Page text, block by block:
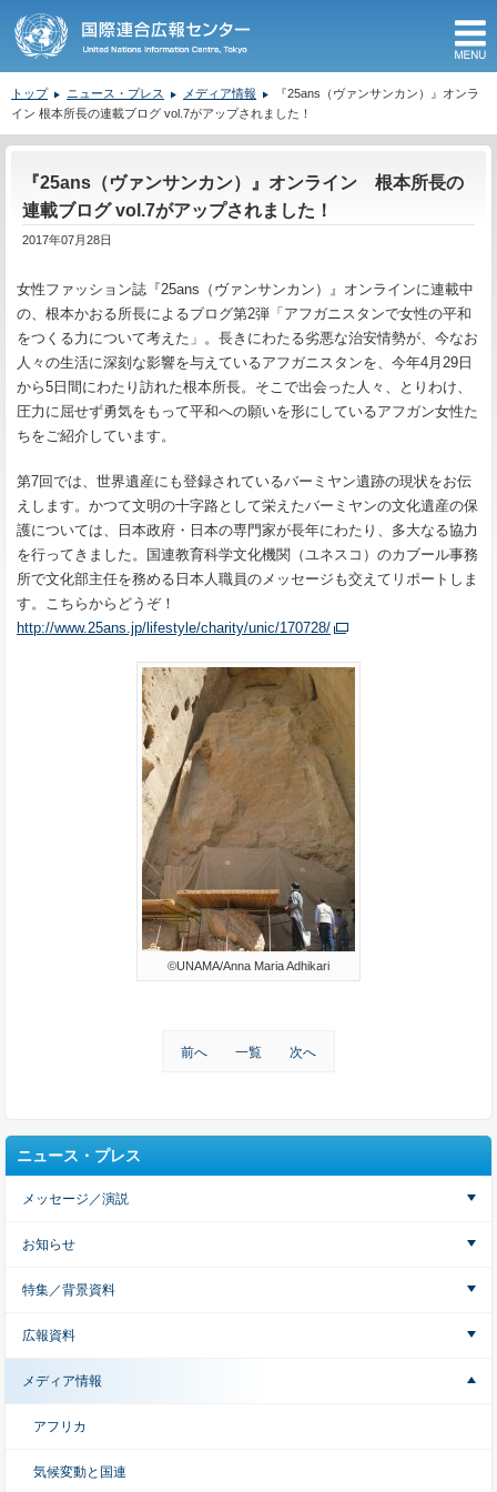
トップ ニュース・プレス メディア情報
『25ans（ヴァンサンカン）』オンラ
イン 根本所長の連載ブログ vol.7がアップされました！
『25ans（ヴァンサンカン）』オンライン 根本所長の
連載ブログ vol.7がアップされました！
2017年07月28日
女性ファッション誌『25ans（ヴァンサンカン）』オンラインに連載中
の、根本かおる所長によるブログ第2弾「アフガニスタンで女性の平和
をつくる力について考えた」。長きにわたる劣悪な治安情勢が、今なお
人々の生活に深刻な影響を与えているアフガニスタンを、今年4月29日
から5日間にわたり訪れた根本所長。そこで出会った人々、とりわけ、
圧力に屈せず勇気をもって平和への願いを形にしているアフガン女性た
ちをご紹介しています。
第7回では、世界遺産にも登録されているバーミヤン遺跡の現状をお伝
えします。かつて文明の十字路として栄えたバーミヤンの文化遺産の保
護については、日本政府・日本の専門家が長年にわたり、多大なる協力
を行ってきました。国連教育科学文化機関（ユネスコ）のカブール事務
所で文化部主任を務める日本人職員のメッセージも交えてリポートしま
す。こちらからどうぞ！
http://www.25ans.jp/lifestyle/charity/unic/170728/
©UNAMA/Anna Maria Adhikari
前へ 一覧 次へ
ニュース・プレス
メッセージ／演説
お知らせ
特集／背景資料
広報資料
メディア情報
アフリカ
気候変動と国連